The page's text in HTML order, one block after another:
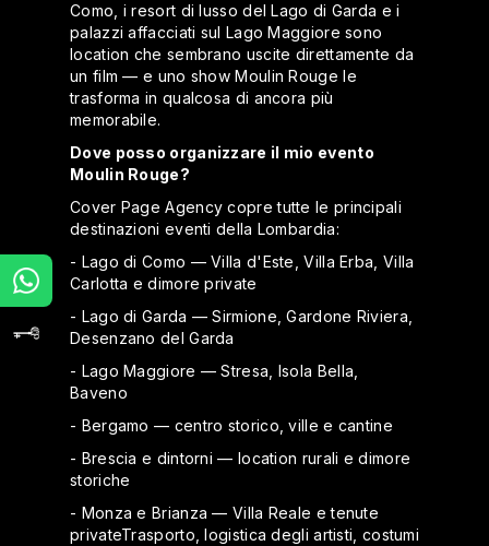
Como, i resort di lusso del Lago di Garda e i
palazzi affacciati sul Lago Maggiore sono
location che sembrano uscite direttamente da
un film — e uno show Moulin Rouge le
trasforma in qualcosa di ancora più
memorabile.
Dove posso organizzare il mio evento
Moulin Rouge?
Cover Page Agency copre tutte le principali
destinazioni eventi della Lombardia:
- Lago di Como — Villa d'Este, Villa Erba, Villa
Carlotta e dimore private
- Lago di Garda — Sirmione, Gardone Riviera,
Desenzano del Garda
- Lago Maggiore — Stresa, Isola Bella,
Baveno
- Bergamo — centro storico, ville e cantine
- Brescia e dintorni — location rurali e dimore
storiche
- Monza e Brianza — Villa Reale e tenute
privateTrasporto, logistica degli artisti, costumi